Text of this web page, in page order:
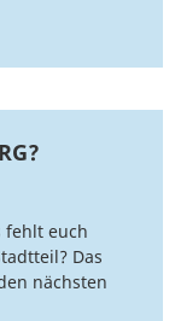
fehlt euch
Das
nächsten